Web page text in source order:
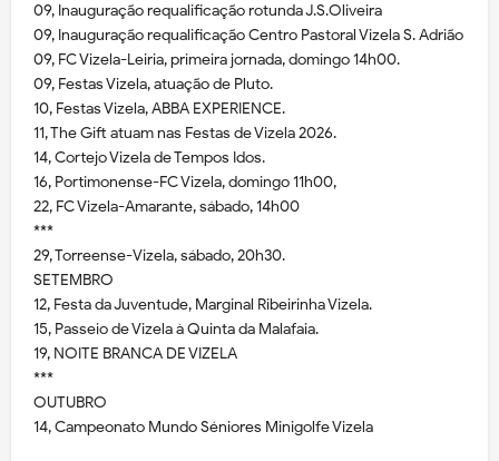
09, Inauguração requalificação rotunda J.S.Oliveira
09, Inauguração requalificação Centro Pastoral Vizela S. Adrião
09, FC Vizela-Leiria, primeira jornada, domingo 14h00.
09, Festas Vizela, atuação de Pluto.
10, Festas Vizela, ABBA EXPERIENCE.
11, The Gift atuam nas Festas de Vizela 2026.
14, Cortejo Vizela de Tempos Idos.
16, Portimonense-FC Vizela, domingo 11h00,
22, FC Vizela-Amarante, sábado, 14h00
***
29, Torreense-Vizela, sábado, 20h30.
SETEMBRO
12, Festa da Juventude, Marginal Ribeirinha Vizela.
15, Passeio de Vizela à Quinta da Malafaia.
19, NOITE BRANCA DE VIZELA
***
OUTUBRO
14, Campeonato Mundo Séniores Minigolfe Vizela